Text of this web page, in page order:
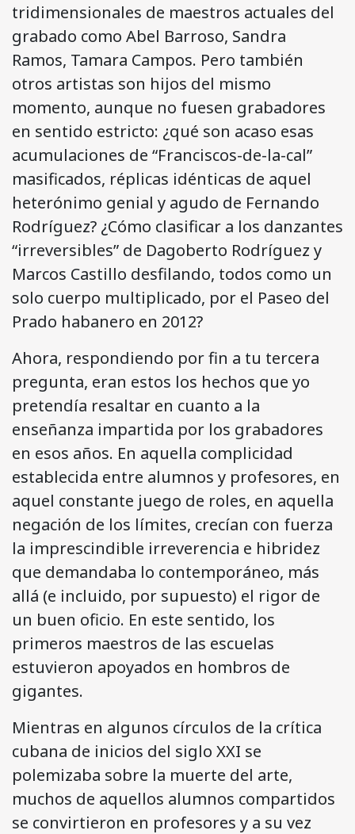
tridimensionales de maestros actuales del
grabado como Abel Barroso, Sandra
Ramos, Tamara Campos. Pero también
otros artistas son hijos del mismo
momento, aunque no fuesen grabadores
en sentido estricto: ¿qué son acaso esas
acumulaciones de “Franciscos-de-la-cal”
masificados, réplicas idénticas de aquel
heterónimo genial y agudo de Fernando
Rodríguez? ¿Cómo clasificar a los danzantes
“irreversibles” de Dagoberto Rodríguez y
Marcos Castillo desfilando, todos como un
solo cuerpo multiplicado, por el Paseo del
Prado habanero en 2012?
Ahora, respondiendo por fin a tu tercera
pregunta, eran estos los hechos que yo
pretendía resaltar en cuanto a la
enseñanza impartida por los grabadores
en esos años. En aquella complicidad
establecida entre alumnos y profesores, en
aquel constante juego de roles, en aquella
negación de los límites, crecían con fuerza
la imprescindible irreverencia e hibridez
que demandaba lo contemporáneo, más
allá (e incluido, por supuesto) el rigor de
un buen oficio. En este sentido, los
primeros maestros de las escuelas
estuvieron apoyados en hombros de
gigantes.
Mientras en algunos círculos de la crítica
cubana de inicios del siglo XXI se
polemizaba sobre la muerte del arte,
muchos de aquellos alumnos compartidos
se convirtieron en profesores y a su vez